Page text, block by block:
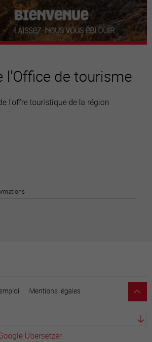
l'Office de tourisme
l'offre touristique de la région
Mentions légales
Übersetzer